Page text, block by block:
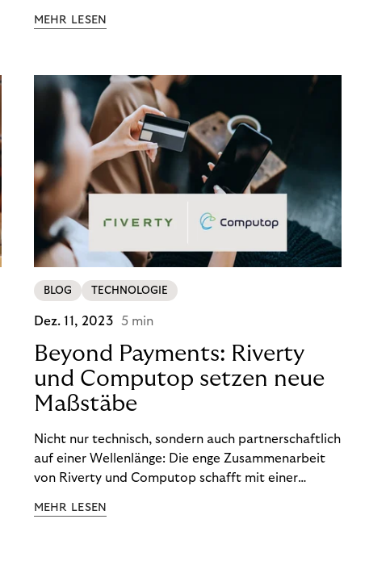
Wettbewerbsvorteil. In einem Umfeld steigender
(DSGVO) – geraten viele Unternehmen an die
Grenzen traditioneller Compliance-Mechanismen.
MEHR LESEN
BLOG TECHNOLOGIE
Dez. 11, 2023 5 min
Beyond Payments: Riverty
und Computop setzen neue
Maßstäbe
Nicht nur technisch, sondern auch partnerschaftlich
auf einer Wellenlänge: Die enge Zusammenarbeit
von Riverty und Computop schafft mit einer
Zahlungsabwicklung echte Mehrwerte für Händler.
MEHR LESEN